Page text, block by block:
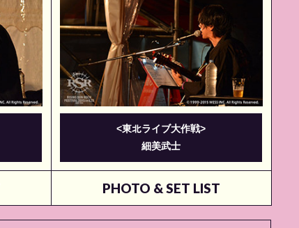
<東北ライブ大作戦>
細美武⼠
PHOTO & SET LIST